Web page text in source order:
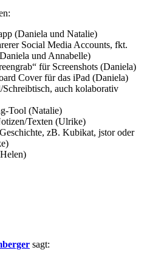
(Daniela und Natalie)
Social Media Accounts, fkt.
und Annabelle)
für Screenshots (Daniela)
Cover für das iPad (Daniela)
auch kolaborativ
Tool (Natalie)
Texten (Ulrike)
zB. Kubikat, jstor oder
sagt: